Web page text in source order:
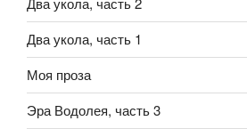
Два укола, часть 1
Моя проза
Эра Водолея, часть 3